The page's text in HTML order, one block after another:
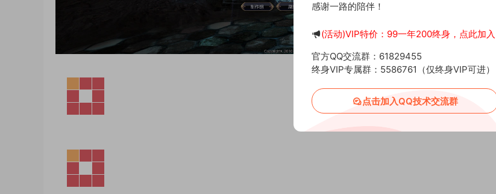
感谢一路的陪伴！
(活动)VIP特价：99一年200终身，点此加入
官方QQ交流群：61829455
终身VIP专属群：5586761（仅终身VIP可进）
点击加入QQ技术交流群